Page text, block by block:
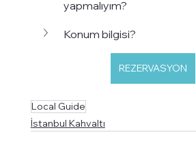
yapmalıyım?
Konum bilgisi?
REZERVASYON
Local Guide
İstanbul Kahvaltı